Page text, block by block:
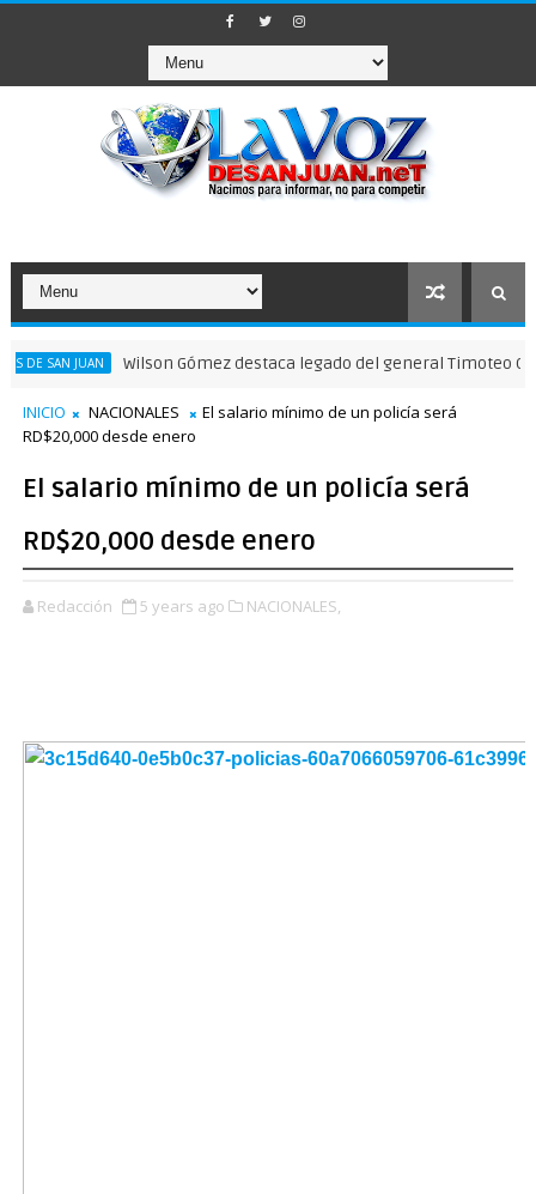
JUAN Wilson Gómez destaca legado del general Timoteo Ogando
INICIO NACIONALES
El salario mínimo de un policía será
RD$20,000 desde enero
El salario mínimo de un policía será
RD$20,000 desde enero
Redacción 5 years ago NACIONALES,